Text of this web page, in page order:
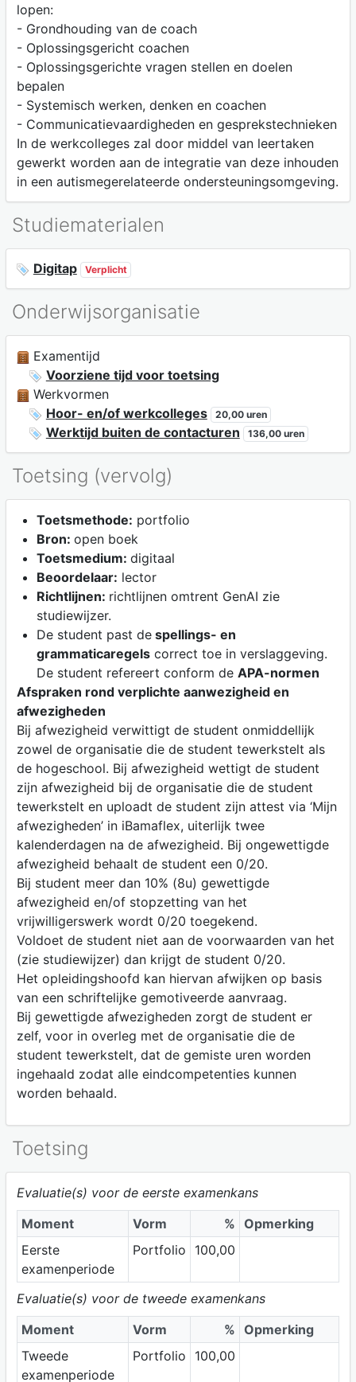
lopen:
- Grondhouding van de coach
- Oplossingsgericht coachen
- Oplossingsgerichte vragen stellen en doelen
bepalen
- Systemisch werken, denken en coachen
- Communicatievaardigheden en gesprekstechnieken
In de werkcolleges zal door middel van leertaken
gewerkt worden aan de integratie van deze inhouden
in een autismegerelateerde ondersteuningsomgeving.
Studiematerialen
Digitap Verplicht
Onderwijsorganisatie
Examentijd
Voorziene tijd voor toetsing
Werkvormen
Hoor- en/of werkcolleges
20,00 uren
Werktijd buiten de contacturen 136,00 uren
Toetsing (vervolg)
Toetsmethode: portfolio
Bron: open boek
Toetsmedium: digitaal
Beoordelaar: lector
Richtlijnen: richtlijnen omtrent GenAI zie
studiewijzer.
De student past despellings- en
grammaticaregelscorrect toe in verslaggeving.
De student refereert conform de APA-normen
Afspraken rond verplichte aanwezigheid en
afwezigheden
Bij afwezigheid verwittigt de student onmiddellijk
zowel de organisatie die de student tewerkstelt als
de hogeschool. Bij afwezigheid wettigt de student
zijn afwezigheid bij de organisatie die de student
tewerkstelt en uploadt de student zijn attest via ‘Mijn
afwezigheden’ in iBamaflex, uiterlijk twee
kalenderdagen na de afwezigheid. Bij ongewettigde
afwezigheid behaalt de student een 0/20.
Bij student meer dan 10% (8u) gewettigde
afwezigheid en/of stopzetting van het
vrijwilligerswerk wordt 0/20 toegekend.
Voldoet de student niet aan de voorwaarden van het
(zie studiewijzer) dan krijgt de student 0/20.
Het opleidingshoofd kan hiervan afwijken op basis
van een schriftelijke gemotiveerde aanvraag.
Bij gewettigde afwezigheden zorgt de student er
zelf, voor in overleg met de organisatie die de
student tewerkstelt, dat de gemiste uren worden
ingehaald zodat alle eindcompetenties kunnen
worden behaald.
Toetsing
Evaluatie(s) voor de eerste examenkans
Moment
Vorm % Opmerking
Eerste
examenperiode
Portfolio 100,00
Evaluatie(s) voor de tweede examenkans
Moment
Vorm % Opmerking
Tweede
examenperiode
Portfolio 100,00